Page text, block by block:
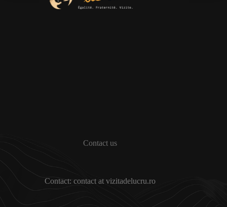
Contact us
Contact: contact at vizitadelucru.ro